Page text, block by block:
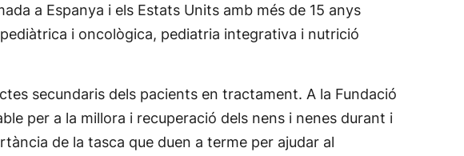
a Espanya i els Estats Units amb més de 15 anys
i oncològica, pediatria integrativa i nutrició
secundaris dels pacients en tractament. A la Fundació
per a la millora i recuperació dels nens i nenes durant i
de la tasca que duen a terme per ajudar al